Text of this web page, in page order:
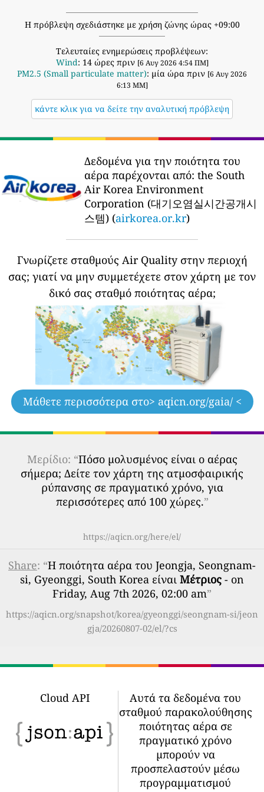
Η πρόβλεψη σχεδιάστηκε με χρήση ζώνης ώρας +09:00
Τελευταίες ενημερώσεις προβλέψεων:
Wind: 14 ώρες πριν [6 Αυγ 2026 4:54 ΠΜ]
PM2.5 (Small particulate matter): μία ώρα πριν [6 Αυγ 2026
6:13 ΜΜ]
κάντε κλικ για να δείτε την αναλυτική πρόβλεψη
Δεδομένα για την ποιότητα του
αέρα παρέχονται από: the South
Air Korea Environment
Corporation (대기오염실시간공개시
스템) (airkorea.or.kr)
Γνωρίζετε σταθμούς Air Quality στην περιοχή
σας; γιατί να μην συμμετέχετε στον χάρτη με τον
δικό σας σταθμό ποιότητας αέρα;
Μάθετε περισσότερα στο> aqicn.org/gaia/ <
Μερίδιο: “Πόσο μολυσμένος είναι ο αέρας
σήμερα; Δείτε τον χάρτη της ατμοσφαιρικής
ρύπανσης σε πραγματικό χρόνο, για
περισσότερες από 100 χώρες.”
https://aqicn.org/here/el/
Share: “Η ποιότητα αέρα του Jeongja, Seongnam-
si, Gyeonggi, South Korea είναι Μέτριος - on
Friday, Aug 7th 2026, 02:00 am”
https://aqicn.org/snapshot/korea/gyeonggi/seongnam-si/jeon
gja/20260807-02/el/?cs
Cloud API
Αυτά τα δεδομένα του
σταθμού παρακολούθησης
ποιότητας αέρα σε
πραγματικό χρόνο
μπορούν να
προσπελαστούν μέσω
προγραμματισμού